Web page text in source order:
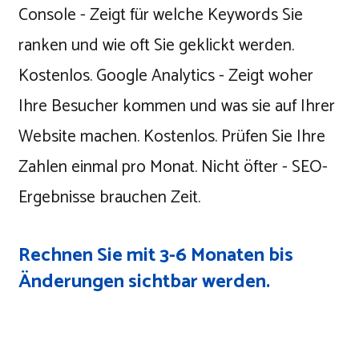
Console - Zeigt für welche Keywords Sie
ranken und wie oft Sie geklickt werden.
Kostenlos. Google Analytics - Zeigt woher
Ihre Besucher kommen und was sie auf Ihrer
Website machen. Kostenlos. Prüfen Sie Ihre
Zahlen einmal pro Monat. Nicht öfter - SEO-
Ergebnisse brauchen Zeit.
Rechnen Sie mit 3-6 Monaten bis
Änderungen sichtbar werden.